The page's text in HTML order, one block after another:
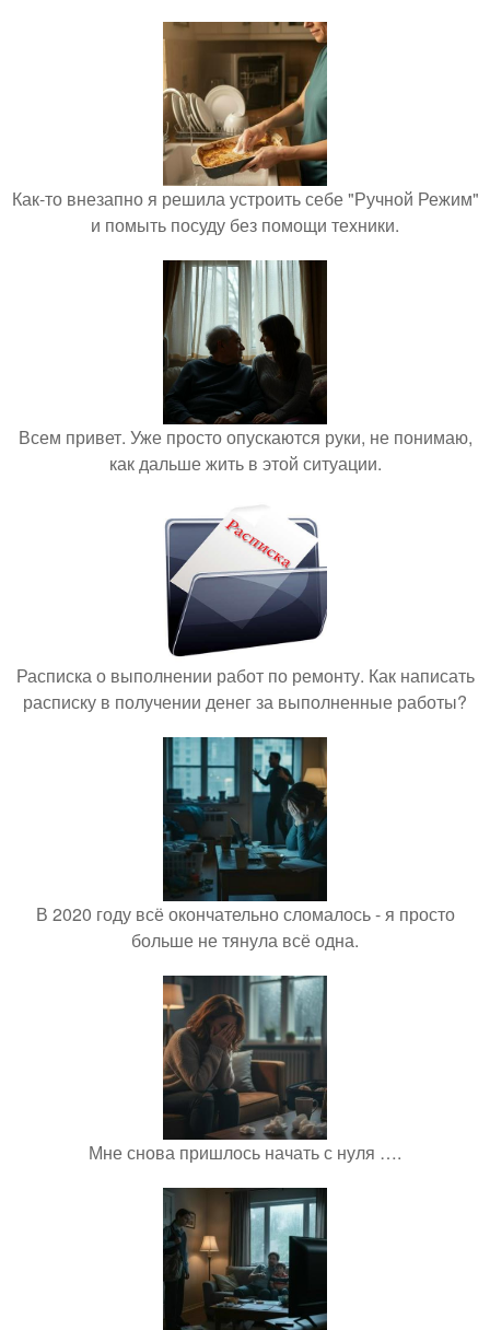
Как-то внезапно я решила устроить себе "Ручной Режим"
и помыть посуду без помощи техники.
Всем привет. Уже просто опускаются руки, не понимаю,
как дальше жить в этой ситуации.
Расписка о выполнении работ по ремонту. Как написать
расписку в получении денег за выполненные работы?
В 2020 году всё окончательно сломалось - я просто
больше не тянула всё одна.
Мне снова пришлось начать с нуля ….